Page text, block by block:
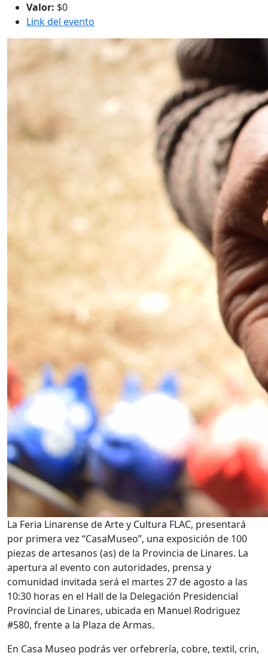
Valor: $0
Link del evento
La Feria Linarense de Arte y Cultura FLAC, presentará
por primera vez “CasaMuseo”, una exposición de 100
piezas de artesanos (as) de la Provincia de Linares. La
apertura al evento con autoridades, prensa y
comunidad invitada será el martes 27 de agosto a las
10:30 horas en el Hall de la Delegación Presidencial
Provincial de Linares, ubicada en Manuel Rodriguez
#580, frente a la Plaza de Armas.
En Casa Museo podrás ver orfebrería, cobre, textil, crin,